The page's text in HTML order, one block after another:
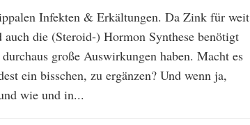
Infekten & Erkältungen. Da Zink für weit
die (Steroid-) Hormon Synthese benötigt
große Auswirkungen haben. Macht es
ein bisschen, zu ergänzen? Und wenn ja,
wie und in...